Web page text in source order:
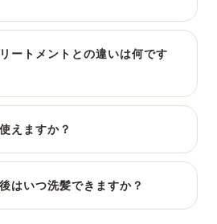
ートメントとの違いは何です
えますか？
はいつ洗髪できますか？